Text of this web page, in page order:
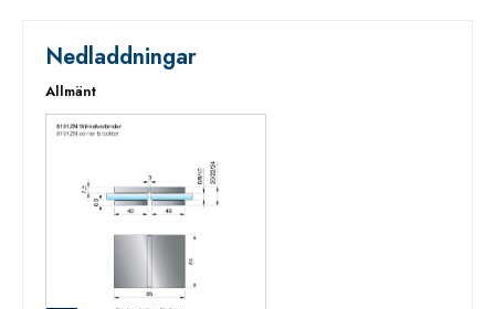
Nedladdningar
Allmänt